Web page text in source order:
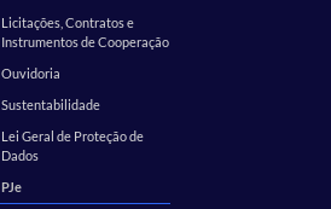
Licitações, Contratos e
Instrumentos de Cooperação
Ouvidoria
Sustentabilidade
Lei Geral de Proteção de
Dados
PJe